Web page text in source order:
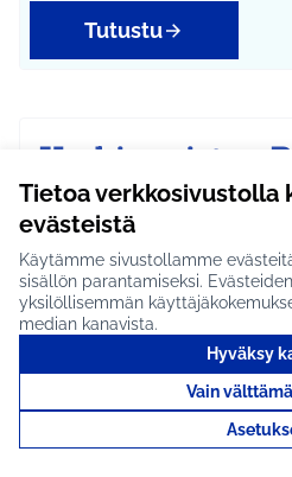
Tietoa verkkosivustolla
evästeistä
Käytämme sivustollamme
sisällön parantamiseksi.
yksilöllisemmän
median kanavista.
Hyväksy
Vain
Tutustu
Korkinpuiston
uusiksi. #1525
Korkinpuiston pensaat ovat
alueelle ja roikkuvat puiston
ovat…
Etenee jatkoon
Rajaa tulokset aihepiirin
Rajaa tulokset
Ympäristö
Tutustu